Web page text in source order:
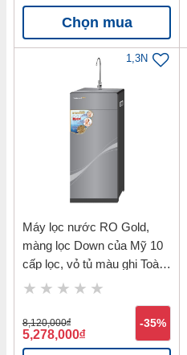
Chọn mua
1,3N
Máy lọc nước RO Gold,
màng lọc Down của Mỹ 10
cấp lọc, vỏ tủ màu ghi Toàn
Mỹ TMK-71410G
8,120,000đ
5,278,000đ
-35%